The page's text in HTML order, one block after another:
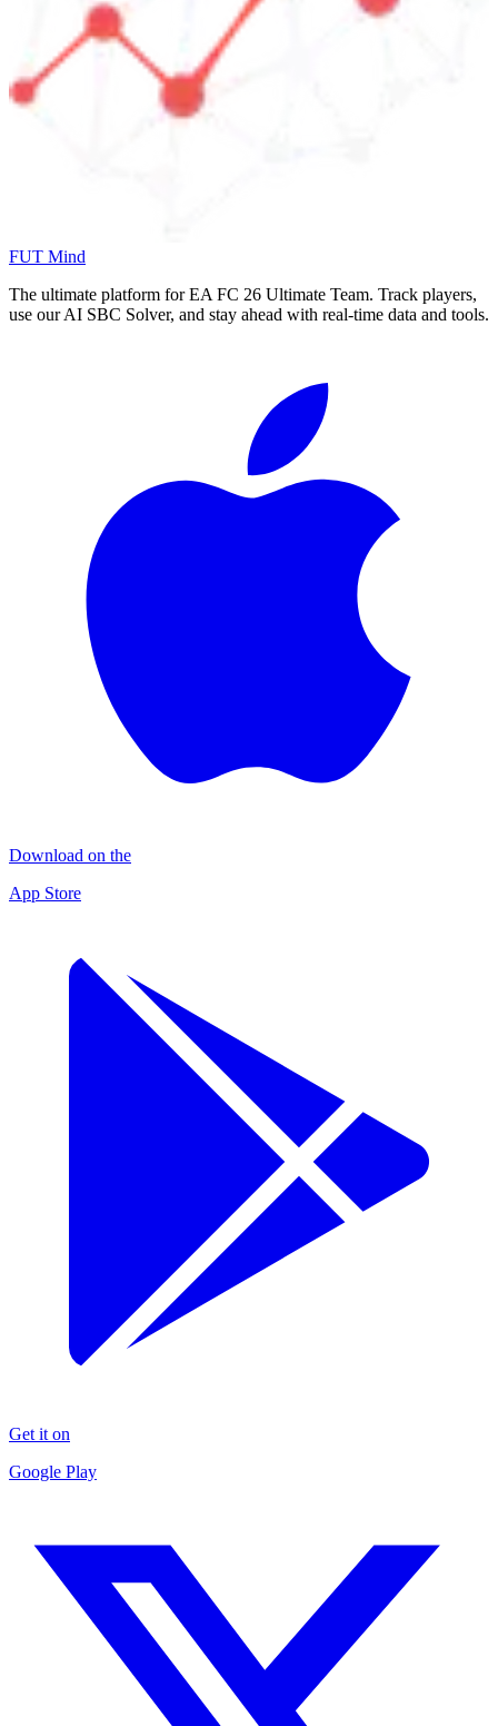
FUT Mind
The ultimate platform for EA FC 26 Ultimate Team. Track players,
use our AI SBC Solver, and stay ahead with real-time data and tools.
Download on the
App Store
Get it on
Google Play